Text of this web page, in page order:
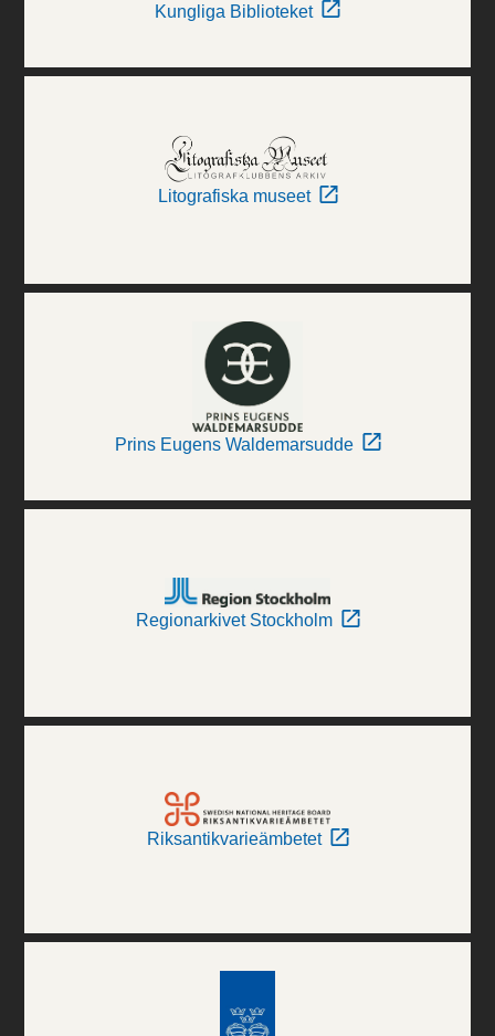
Kungliga Biblioteket
Litografiska museet
Prins Eugens Waldemarsudde
Regionarkivet Stockholm
Riksantikvarieämbetet